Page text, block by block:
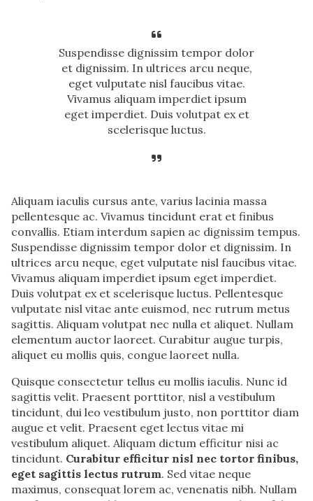
Suspendisse dignissim tempor dolor
et dignissim. In ultrices arcu neque,
eget vulputate nisl faucibus vitae.
Vivamus aliquam imperdiet ipsum
eget imperdiet. Duis volutpat ex et
scelerisque luctus.
Aliquam iaculis cursus ante, varius lacinia massa
pellentesque ac. Vivamus tincidunt erat et finibus
convallis. Etiam interdum sapien ac dignissim tempus.
Suspendisse dignissim tempor dolor et dignissim. In
ultrices arcu neque, eget vulputate nisl faucibus vitae.
Vivamus aliquam imperdiet ipsum eget imperdiet.
Duis volutpat ex et scelerisque luctus. Pellentesque
vulputate nisl vitae ante euismod, nec rutrum metus
sagittis. Aliquam volutpat nec nulla et aliquet. Nullam
elementum auctor laoreet. Curabitur augue turpis,
aliquet eu mollis quis, congue laoreet nulla.
Quisque consectetur tellus eu mollis iaculis. Nunc id
sagittis velit. Praesent porttitor, nisl a vestibulum
tincidunt, dui leo vestibulum justo, non porttitor diam
augue et velit. Praesent eget lectus vitae mi
vestibulum aliquet. Aliquam dictum efficitur nisi ac
tincidunt. Curabitur efficitur nisl nec tortor finibus,
eget sagittis lectus rutrum. Sed vitae neque
maximus, consequat lorem ac, venenatis nibh. Nullam